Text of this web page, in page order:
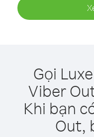
Gọi
Viber
Khi bạn
Out,